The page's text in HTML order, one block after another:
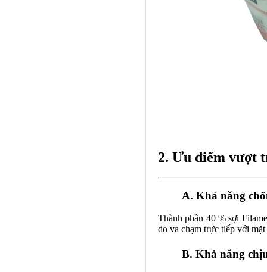
2. Ưu điểm vượt
A. Khả năng
Thành phần 40 % sợi
do va chạm trực tiếp với
B. Khả năng